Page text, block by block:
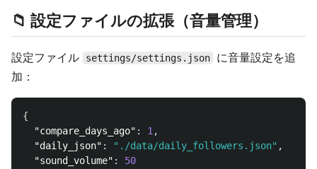
📁 設定ファイルの拡張（音量管理）
設定ファイル settings/settings.json
に音量設定を追
加：
{
"compare_days_ago" : 1 ,
"daily_json" : "./data/daily_followers.json" ,
"sound_volume" :
50